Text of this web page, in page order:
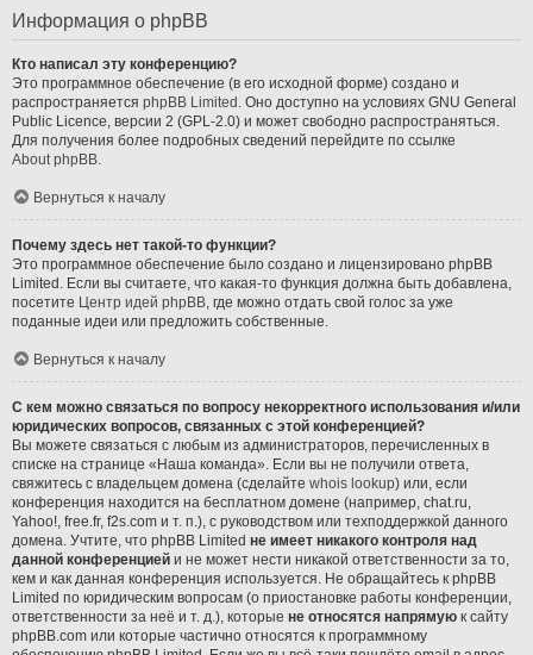
Информация о phpBB
Кто написал эту конференцию?
Это программное обеспечение (в его исходной форме) создано и
распространяется phpBB Limited . Оно доступно на условиях GNU General
Public Licence, версии 2 (GPL-2.0) и может свободно распространяться.
Для получения более подробных сведений перейдите по ссылке
About phpBB.
Вернуться к началу
Почему здесь нет такой-то функции?
Это программное обеспечение было создано и лицензировано phpBB
Limited. Если вы считаете, что какая-то функция должна быть добавлена,
посетите Центр идей phpBB, где можно отдать свой голос за уже
поданные идеи или предложить собственные.
Вернуться к началу
С кем можно связаться по вопросу некорректного использования и/или
юридических вопросов, связанных с этой конференцией?
Вы можете связаться с любым из администраторов, перечисленных в
списке на странице «Наша команда». Если вы не получили ответа,
свяжитесь с владельцем домена (сделайте whois lookup) или, если
конференция находится на бесплатном домене (например, chat.ru,
Yahoo!, free.fr, f2s.com и т. п.), с руководством или техподдержкой данного
домена. Учтите, что phpBB Limited не имеет никакого контроля над
данной конференцией и не может нести никакой ответственности за то,
кем и как данная конференция используется. Не обращайтесь к phpBB
Limited по юридическим вопросам (о приостановке работы конференции,
ответственности за неё и т. д.), которые не относятся напрямую к сайту
phpBB.com или которые частично относятся к программному